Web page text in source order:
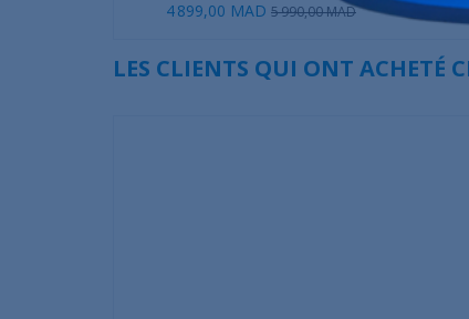
4 899,00 MAD 5 990,00 MAD 2
LES CLIENTS QUI ONT ACHETÉ